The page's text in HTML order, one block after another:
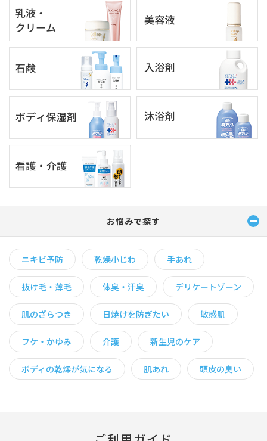
お悩みで探す
ニキビ予防 乾燥小じわ 手あれ
抜け毛・薄毛 体臭・汗臭 デリケートゾーン
肌のざらつき 日焼けを防ぎたい 敏感肌
フケ・かゆみ 介護 新生児のケア
ボディの乾燥が気になる 肌あれ 頭皮の臭い